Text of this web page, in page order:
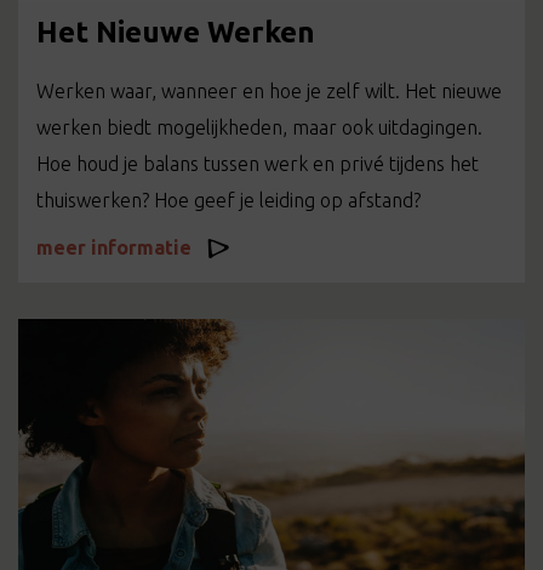
Het Nieuwe Werken
Werken waar, wanneer en hoe je zelf wilt. Het nieuwe
werken biedt mogelijkheden, maar ook uitdagingen.
Hoe houd je balans tussen werk en privé tijdens het
thuiswerken? Hoe geef je leiding op afstand?
meer informatie